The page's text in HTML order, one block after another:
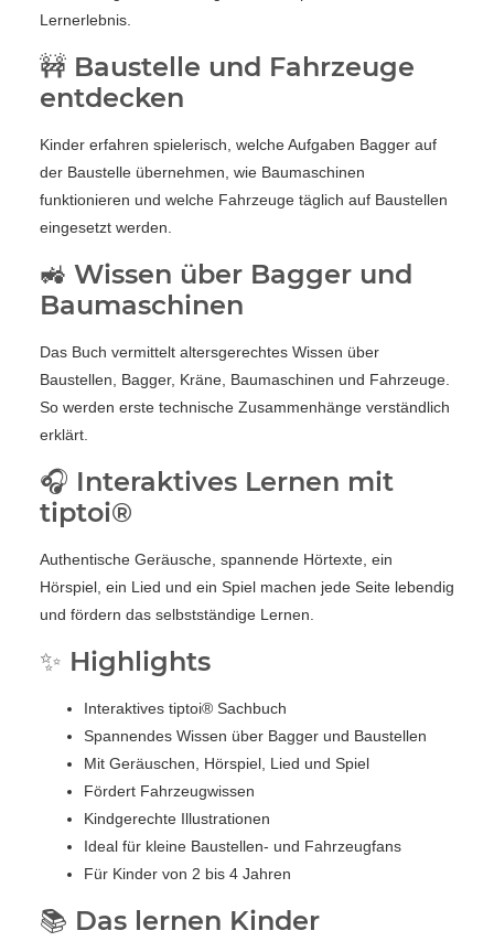
Lernerlebnis.
🚧 Baustelle und Fahrzeuge
entdecken
Kinder erfahren spielerisch, welche Aufgaben Bagger auf
der Baustelle übernehmen, wie Baumaschinen
funktionieren und welche Fahrzeuge täglich auf Baustellen
eingesetzt werden.
🚜 Wissen über Bagger und
Baumaschinen
Das Buch vermittelt altersgerechtes Wissen über
Baustellen, Bagger, Kräne, Baumaschinen und Fahrzeuge.
So werden erste technische Zusammenhänge verständlich
erklärt.
🎧 Interaktives Lernen mit
tiptoi®
Authentische Geräusche, spannende Hörtexte, ein
Hörspiel, ein Lied und ein Spiel machen jede Seite lebendig
und fördern das selbstständige Lernen.
✨ Highlights
Interaktives tiptoi® Sachbuch
Spannendes Wissen über Bagger und Baustellen
Mit Geräuschen, Hörspiel, Lied und Spiel
Fördert Fahrzeugwissen
Kindgerechte Illustrationen
Ideal für kleine Baustellen- und Fahrzeugfans
Für Kinder von 2 bis 4 Jahren
📚 Das lernen Kinder